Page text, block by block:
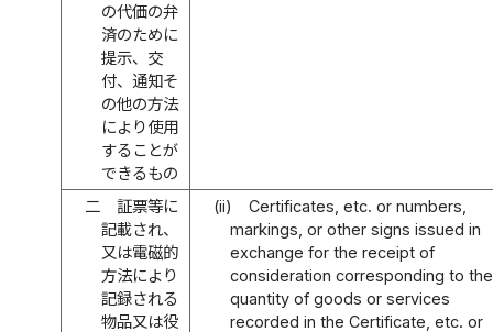
の代価の弁
済のために
提示、交
付、通知そ
の他の方法
により使用
することが
できるもの
二
証票等に
記載され、
又は電磁的
方法により
記録される
物品又は役
(ii)
Certificates, etc. or numbers,
markings, or other signs issued in
exchange for the receipt of
consideration corresponding to the
quantity of goods or services
recorded in the Certificate, etc. or